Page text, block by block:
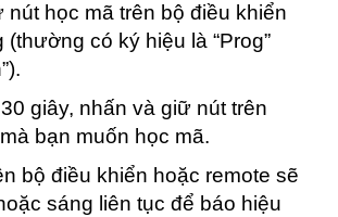
nút học mã trên bộ điều khiển
có ký hiệu là “Prog”
giây, nhấn và giữ nút trên
bạn muốn học mã.
bộ điều khiển hoặc remote sẽ
sáng liên tục để báo hiệu